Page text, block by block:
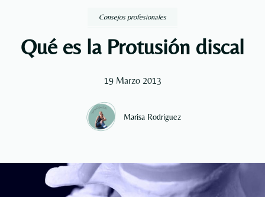
Consejos profesionales
Qué es la Protusión discal
19 Marzo 2013
Marisa Rodriguez